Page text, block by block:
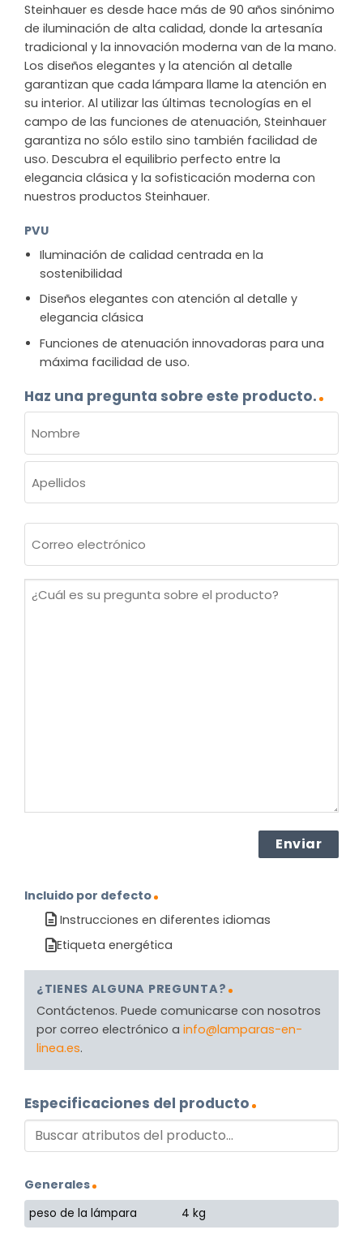
Steinhauer es desde hace más de 90 años sinónimo
de iluminación de alta calidad, donde la artesanía
tradicional y la innovación moderna van de la mano.
Los diseños elegantes y la atención al detalle
garantizan que cada lámpara llame la atención en
su interior. Al utilizar las últimas tecnologías en el
campo de las funciones de atenuación, Steinhauer
garantiza no sólo estilo sino también facilidad de
uso. Descubra el equilibrio perfecto entre la
elegancia clásica y la sofisticación moderna con
nuestros productos Steinhauer.
PVU
Iluminación de calidad centrada en la
sostenibilidad
Diseños elegantes con atención al detalle y
elegancia clásica
Funciones de atenuación innovadoras para una
máxima facilidad de uso.
Haz una pregunta sobre este producto.
(OBLIGATORIO)
Nombre
electrónico
¿Cuál
Incluido por defecto
Instrucciones en diferentes idiomas
Etiqueta energética
¿TIENES ALGUNA PREGUNTA?
Contáctenos. Puede comunicarse con nosotros
por correo electrónico a info@lamparas-en-
linea.es.
Especificaciones del producto
Generales
peso de la lámpara 4 kg